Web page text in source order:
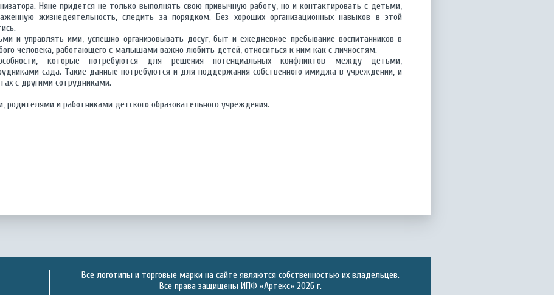
Няне придется не только выполнять свою привычную работу, но и контактировать с детьми,
жизнедеятельность, следить за порядком. Без хороших организационных навыков в этой
и управлять ими, успешно организовывать досуг, быт и ежедневное пребывание воспитанников в
человека, работающего с малышами важно любить детей, относиться к ним как с личностям.
которые потребуются для решения потенциальных конфликтов между детьми,
сада. Такие данные потребуются и для поддержания собственного имиджа в учреждении, и
с другими сотрудниками.
родителями и работниками детского образовательного учреждения.
Все логотипы и торговые марки на сайте являются собственностью их владельцев.
Все права защищены ИПФ «Артекс» 2026 г.